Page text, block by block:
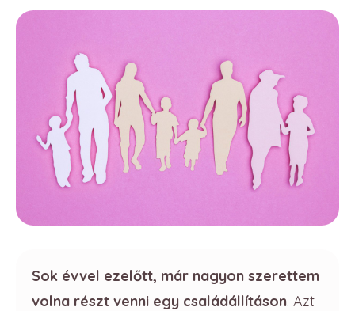
Sok évvel ezelőtt, már nagyon szerettem
volna részt venni egy családállításon. Azt